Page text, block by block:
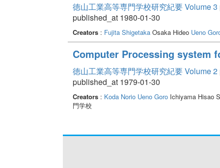
徳山工業高等専門学校研究紀要 Volume 3
published_at 1980-01-30
Creators: Fujita ShigetakaOsaka Hideo Ueno
Computer Processing system
徳山工業高等専門学校研究紀要 Volume 2
published_at 1979-01-30
Creators: Koda Norio Ueno GoroIchiyama Hisao
門学校